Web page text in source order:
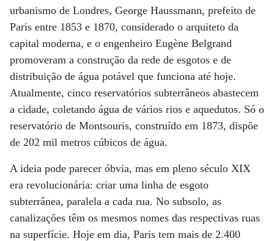
urbanismo de Londres, George Haussmann, prefeito de
Paris entre 1853 e 1870, considerado o arquiteto da
capital moderna, e o engenheiro Eugène Belgrand
promoveram a construção da rede de esgotos e de
distribuição de água potável que funciona até hoje.
Atualmente, cinco reservatórios subterrâneos abastecem
a cidade, coletando água de vários rios e aquedutos. Só o
reservatório de Montsouris, construído em 1873, dispõe
de 202 mil metros cúbicos de água.
A ideia pode parecer óbvia, mas em pleno século XIX
era revolucionária: criar uma linha de esgoto
subterrânea, paralela a cada rua. No subsolo, as
canalizações têm os mesmos nomes das respectivas ruas
na superfície. Hoje em dia, Paris tem mais de 2.400